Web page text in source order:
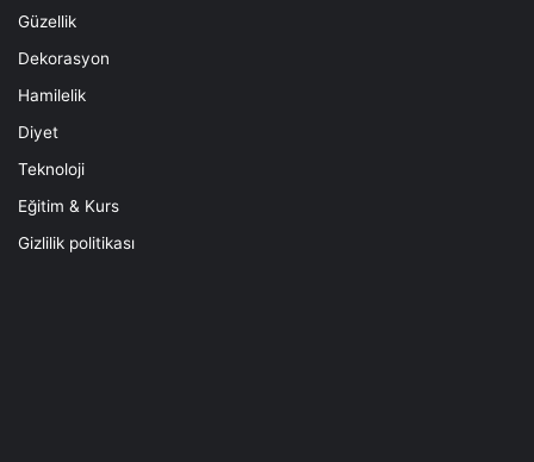
Güzellik
Dekorasyon
Hamilelik
Diyet
Teknoloji
Eğitim & Kurs
Gizlilik politikası